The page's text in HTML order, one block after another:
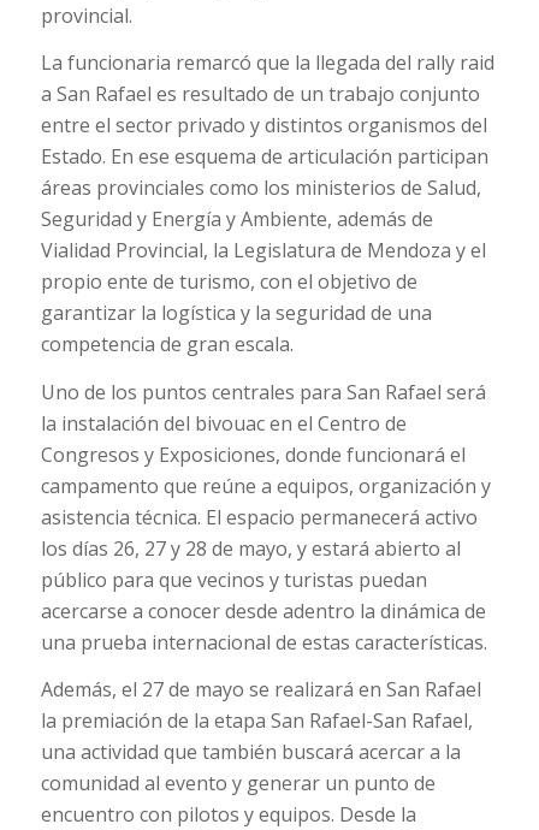
provincial.
La funcionaria remarcó que la llegada del rally raid
a San Rafael es resultado de un trabajo conjunto
entre el sector privado y distintos organismos del
Estado. En ese esquema de articulación participan
áreas provinciales como los ministerios de Salud,
Seguridad y Energía y Ambiente, además de
Vialidad Provincial, la Legislatura de Mendoza y el
propio ente de turismo, con el objetivo de
garantizar la logística y la seguridad de una
competencia de gran escala.
Uno de los puntos centrales para San Rafael será
la instalación del bivouac en el Centro de
Congresos y Exposiciones, donde funcionará el
campamento que reúne a equipos, organización y
asistencia técnica. El espacio permanecerá activo
los días 26, 27 y 28 de mayo, y estará abierto al
público para que vecinos y turistas puedan
acercarse a conocer desde adentro la dinámica de
una prueba internacional de estas características.
Además, el 27 de mayo se realizará en San Rafael
la premiación de la etapa San Rafael-San Rafael,
una actividad que también buscará acercar a la
comunidad al evento y generar un punto de
encuentro con pilotos y equipos. Desde la